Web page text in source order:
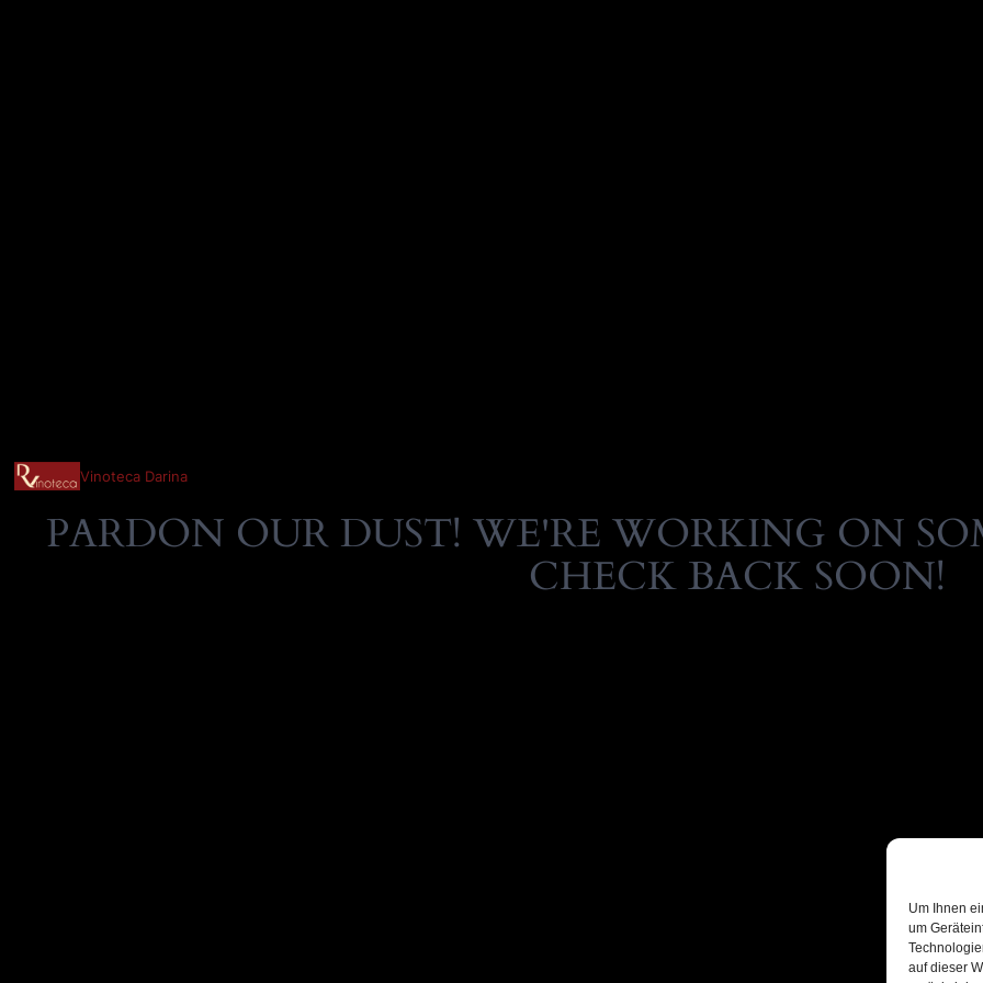
Um Ihnen
um
auf dieser
Vinoteca Darina
PARDON OUR DUST! WE'RE WORKING ON
CHECK BACK SOON!